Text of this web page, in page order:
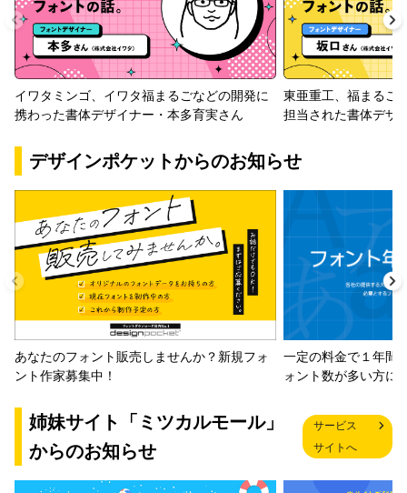
イワタミンゴ、イワタ福まるごなどの開発に
携わった書体デザイナー・本多育実さん
東亜重工、福まるご
担当された書体デザ
デザインポケットからのお知らせ
あなたのフォント販売しませんか？新規フォ
ント作家募集中！
一定の料金で１年間
ォント数が多い方に
姉妹サイト「ミツカルモール」
からのお知らせ
サービス
サイトへ